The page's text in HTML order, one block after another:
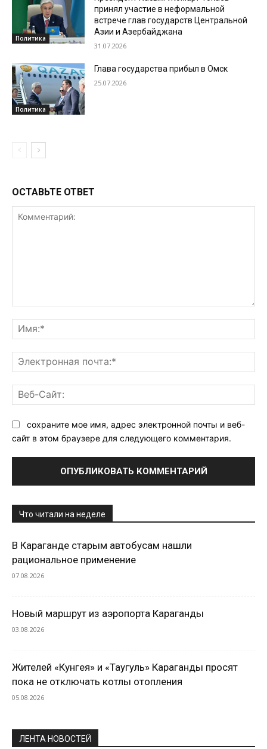
Политика
принял участие в неформальной
встрече глав государств Центральной
Азии и Азербайджана
31.07.2026
Политика
Глава государства прибыл в Омск
25.07.2026
ОСТАВЬТЕ ОТВЕТ
сохраните мое имя, адрес электронной почты и веб-
сайт в этом браузере для следующего комментария.
Что читали на неделе
В Караганде старым автобусам нашли
рациональное применение
07.08.2026
Новый маршрут из аэропорта Караганды
03.08.2026
Жителей «Кунгея» и «Таугуль» Караганды просят
пока не отключать котлы отопления
05.08.2026
ЛЕНТА НОВОСТЕЙ